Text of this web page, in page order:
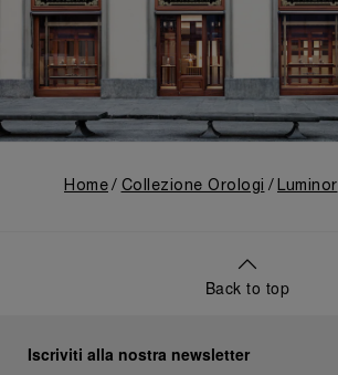
Home Collezione Orologi Luminor
Back to top
Iscriviti alla nostra newsletter